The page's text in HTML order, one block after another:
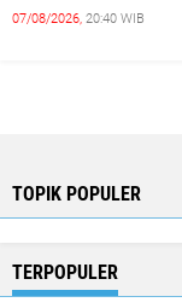
07/08/2026, 20:40 WIB
TOPIK POPULER
TERPOPULER